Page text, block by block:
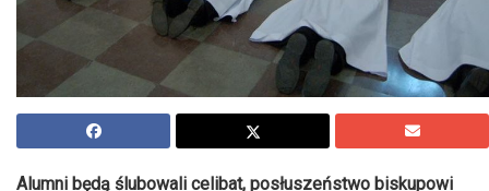
Alumni będą ślubowali celibat, posłuszeństwo biskupowi